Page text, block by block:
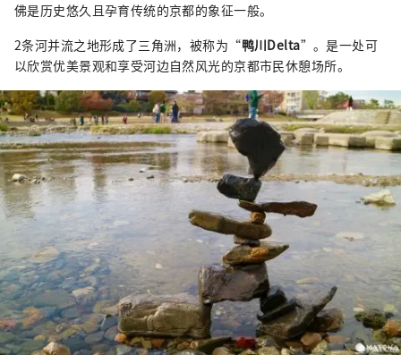
佛是历史悠久且孕育传统的京都的象征一般。
2条河并流之地形成了三角洲，被称为“鸭川Delta”。是一处可
以欣赏优美景观和享受河边自然风光的京都市民休憩场所。